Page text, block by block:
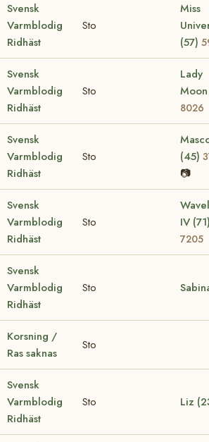
Svensk
Varmblodig
Ridhäst
Sto
Miss
(57)
Svensk
Varmblodig
Ridhäst
Sto
Lady
8026
Svensk
Varmblodig
Ridhäst
Sto
(45)
📷
Svensk
Varmblodig
Ridhäst
Sto
IV
7205
Svensk
Varmblodig
Ridhäst
Sto
Korsning /
Ras saknas
Sto
Svensk
Varmblodig
Ridhäst
Sto Liz